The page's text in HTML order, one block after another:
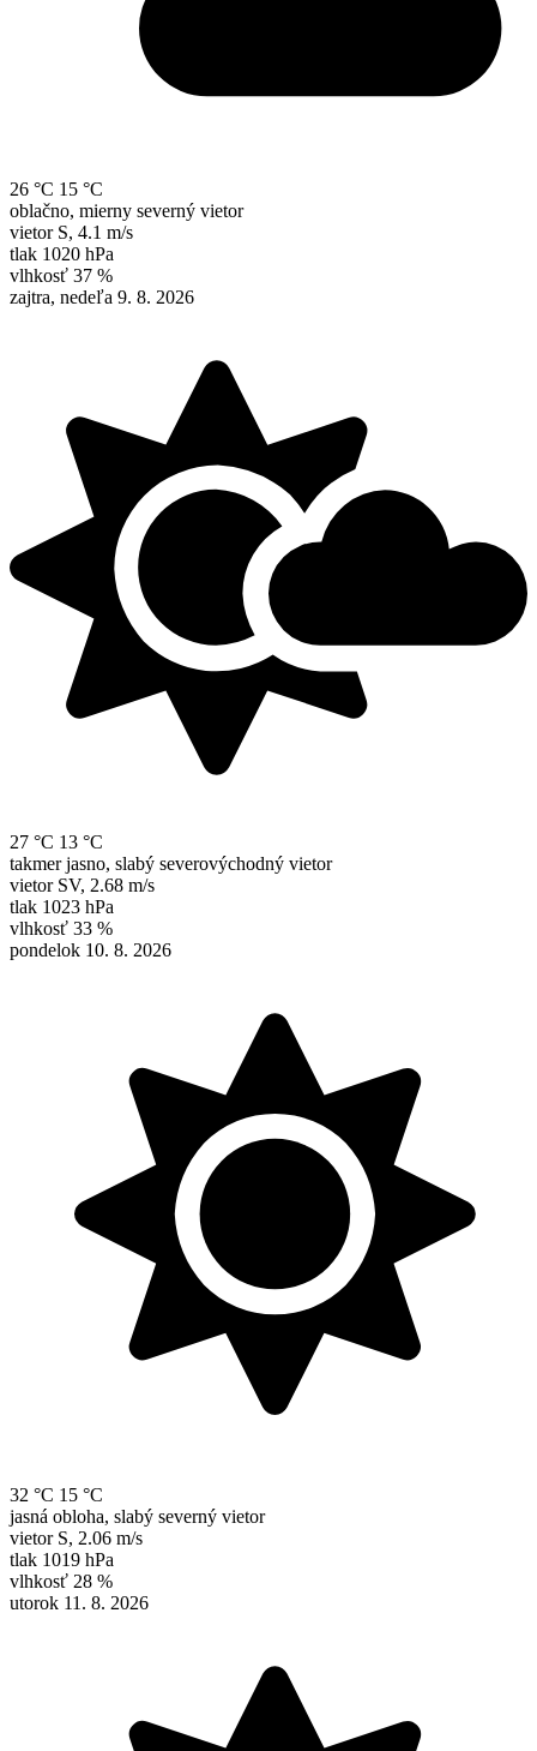
26 °C 15 °C
oblačno, mierny severný vietor
vietor S, 4.1 m/s
tlak 1020 hPa
vlhkosť 37 %
zajtra, nedeľa 9. 8. 2026
27 °C 13 °C
takmer jasno, slabý severovýchodný vietor
vietor SV, 2.68 m/s
tlak 1023 hPa
vlhkosť 33 %
pondelok 10. 8. 2026
32 °C 15 °C
jasná obloha, slabý severný vietor
vietor S, 2.06 m/s
tlak 1019 hPa
vlhkosť 28 %
utorok 11. 8. 2026